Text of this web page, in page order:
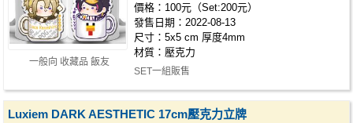
一般向 收藏品 飯友
價格：100元（Set:200元）
發售日期：2022-08-13
尺寸：5x5 cm 厚度4mm
材質：壓克力
SET一組販售
Luxiem DARK AESTHETIC 17cm壓克力立牌